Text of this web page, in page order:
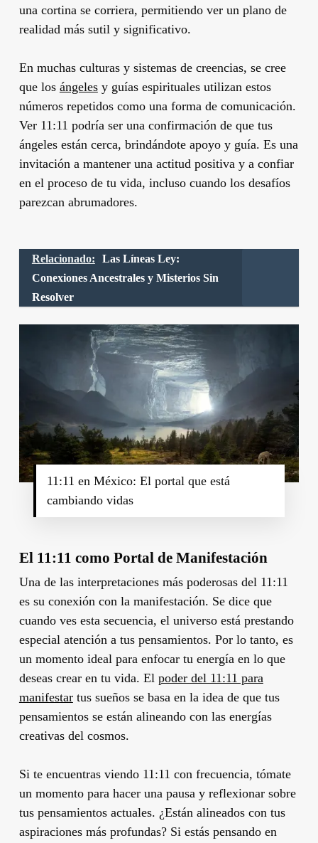
una cortina se corriera, permitiendo ver un plano de
realidad más sutil y significativo.
En muchas culturas y sistemas de creencias, se cree
que los ángelesy guías espirituales utilizan estos
números repetidos como una forma de comunicación.
Ver 11:11 podría ser una confirmación de que tus
ángeles están cerca, brindándote apoyo y guía. Es una
invitación a mantener una actitud positiva y a confiar
en el proceso de tu vida, incluso cuando los desafíos
parezcan abrumadores.
Relacionado:
Las Líneas Ley:
Conexiones Ancestrales y Misterios Sin
Resolver
11:11 en México: El portal que está
cambiando vidas
El 11:11 como Portal de Manifestación
Una de las interpretaciones más poderosas del 11:11
es su conexión con la manifestación. Se dice que
cuando ves esta secuencia, el universo está prestando
especial atención a tus pensamientos. Por lo tanto, es
un momento ideal para enfocar tu energía en lo que
deseas crear en tu vida. El poder del 11:11 para
manifestartus sueños se basa en la idea de que tus
pensamientos se están alineando con las energías
creativas del cosmos.
Si te encuentras viendo 11:11 con frecuencia, tómate
un momento para hacer una pausa y reflexionar sobre
tus pensamientos actuales. ¿Están alineados con tus
aspiraciones más profundas? Si estás pensando en